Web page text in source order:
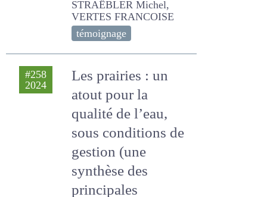
témoignage
Les prairies : un
atout pour la
qualité de l’eau,
sous conditions de
gestion (une
synthèse des
principales
connaissances)